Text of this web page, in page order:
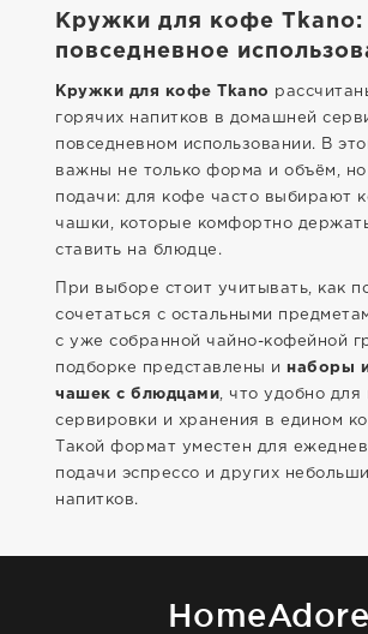
Кружки для кофе Tkano:
повседневное
Кружки для кофе Tkano
горячих напитков в домашней
повседневном использовании. В
важны не только форма и объём, но
подачи: для кофе часто выбирают
чашки, которые комфортно
ставить на блюдце.
При выборе стоит учитывать, как
сочетаться с остальными
с уже собранной чайно-кофейной
подборке представлены и наборы
чашек с блюдцами , что удобно для
сервировки и хранения в едином
Такой формат уместен для
подачи эспрессо и других
напитков.
HomeAdore